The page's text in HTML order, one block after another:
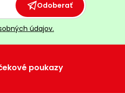
Odoberať
údajov.
poukazy